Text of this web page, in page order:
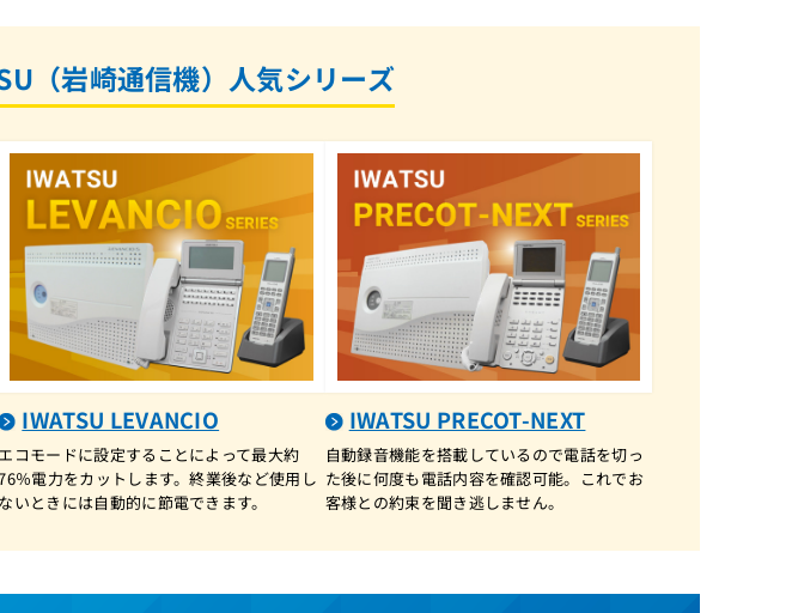
DC-KTL3(WHT)
DCL電話帳編集ツール（USB付）
DC-PS10(B)
DC-PS11(B)
DC-PS11(S)
DC-PS4(LG)
DC-PS6(B)
DC-PS6(H)
DC-PS6(IF)
DC-PS6(S)
DC-PS7(B)
DC-PS7(IF)
DC-PS7(S)
DC-PS8
（岩崎通信機）人気シリーズ
IWATSU LEVANCIO
エコモードに設定することによって最大約
％電力をカットします。終業後など使用し
ないときには自動的に節電できます。
IWATSU PRECOT-NEXT
自動録音機能を搭載しているので電話を切っ
た後に何度も電話内容を確認可能。これでお
客様との約束を聞き逃しません。